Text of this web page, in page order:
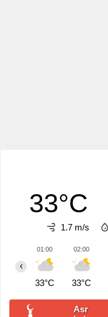
33°C
1.7 m/s
01:00
33°C
02:00
33°C
‹